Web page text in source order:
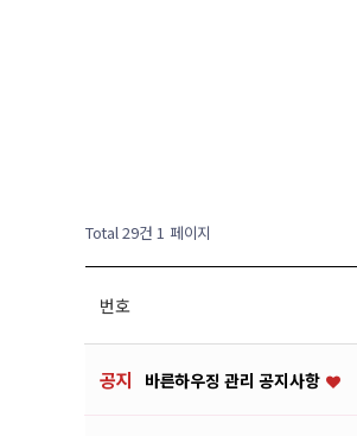
Total 29건 1 페이지
번호
공지 바른하우징 관리 공지사항